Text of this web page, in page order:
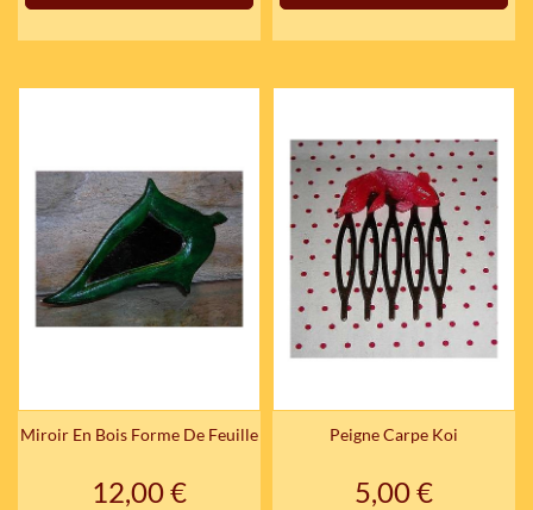
Miroir En Bois Forme De Feuille
Prix
12,00 €
Peigne Carpe Koi
Prix
5,00 €